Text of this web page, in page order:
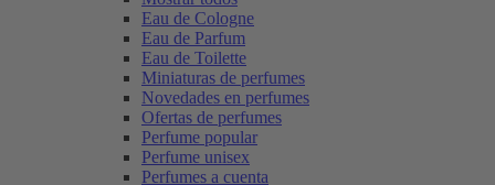
Eau de Cologne
Eau de Parfum
Eau de Toilette
Miniaturas de perfumes
Novedades en perfumes
Ofertas de perfumes
Perfume popular
Perfume unisex
Perfumes a cuenta